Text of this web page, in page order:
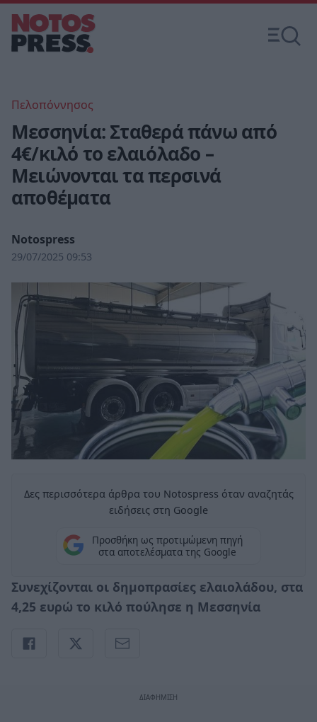
Πελοπόννησος
Μεσσηνία: Σταθερά πάνω από
4€/κιλό το ελαιόλαδο –
Μειώνονται τα περσινά
αποθέματα
Notospress
29/07/2025 09:53
Δες περισσότερα άρθρα του Notospress όταν αναζητάς
ειδήσεις στη Google
Προσθήκη ως προτιμώμενη πηγή
στα αποτελέσματα της Google
Συνεχίζονται οι δημοπρασίες ελαιολάδου, στα
4,25 ευρώ το κιλό πούλησε η Μεσσηνία